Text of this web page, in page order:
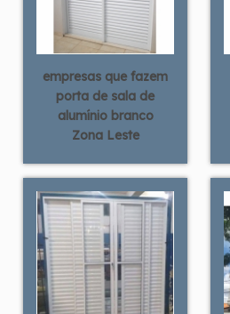
empresas que fazem
porta de sala de
alumínio branco
Zona Leste